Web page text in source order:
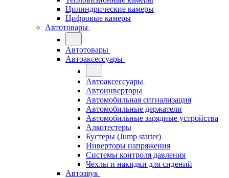
Цилиндрические камеры
Цифровые камеры
Автотовары
Автотовары
Автоаксессуары
Автоаксессуары
Автоинверторы
Автомобильная сигнализация
Автомобильные держатели
Автомобильные зарядные устройства
Алкотестеры
Бустеры (Jump starter)
Инверторы напряжения
Системы контроля давления
Чехлы и накидки для сидений
Автозвук